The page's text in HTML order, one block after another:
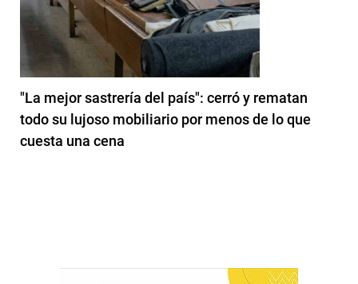
"La mejor sastrería del país": cerró y rematan
todo su lujoso mobiliario por menos de lo que
cuesta una cena